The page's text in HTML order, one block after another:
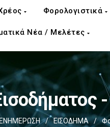
Φορολογιστικά
Νέα / Μελέτες
-
/ ΕΙΣΟΔΗΜΑ /